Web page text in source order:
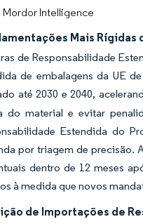
Mordor Intelligence
Mais
de Responsabilidade
de embalagens da UE
até 2030 e 2040,
do material e evitar
Estendida do
por triagem de precisão.
dentro de 12 meses
à medida que novos
de Importações de